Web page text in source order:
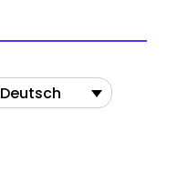
Deutsch